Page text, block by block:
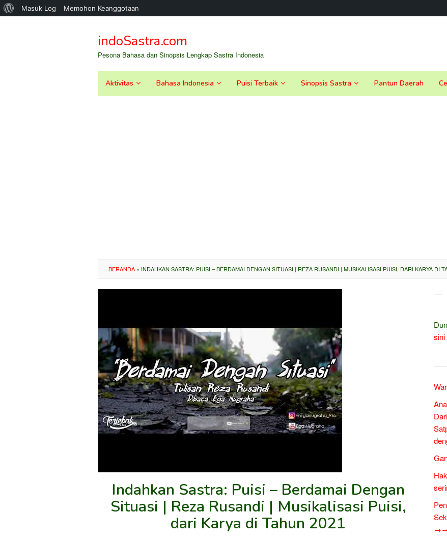
Tentang
Masuk Log Memohon Keanggotaan
kontenindoSastra.com
Pesona Bahasa dan Sinopsis Lengkap Sastra Indonesia
Aktivitas Bahasa Indonesia Puisi Terbaik Sinopsis Sastra Pantun Daerah
BERANDA » INDAHKAN SASTRA: PUISI – BERDAMAI DENGAN SITUASI | REZA RUSANDI | MUSIKALISASI PUISI, DARI KARYA DI
Indahkan Sastra: Puisi – Berdamai Dengan
Situasi | Reza Rusandi | Musikalisasi Puisi,
dari Karya di Tahun 2021
sini
→→